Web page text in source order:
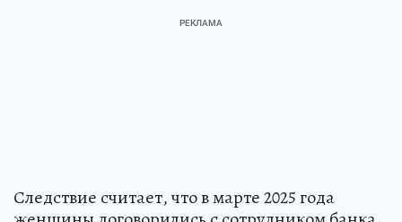
Следствие считает, что в марте 2025 года